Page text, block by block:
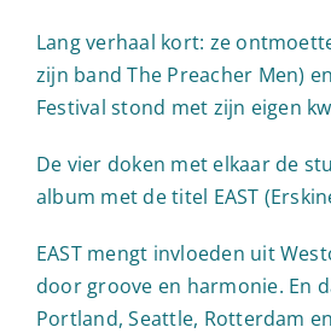
Lang verhaal kort: ze
zijn band The Preacher Men)
Festival stond met zijn eigen
De vier doken met elkaar de
album met de titel EAST
EAST mengt invloeden uit
door groove en harmonie. En
Portland, Seattle, Rotterdam